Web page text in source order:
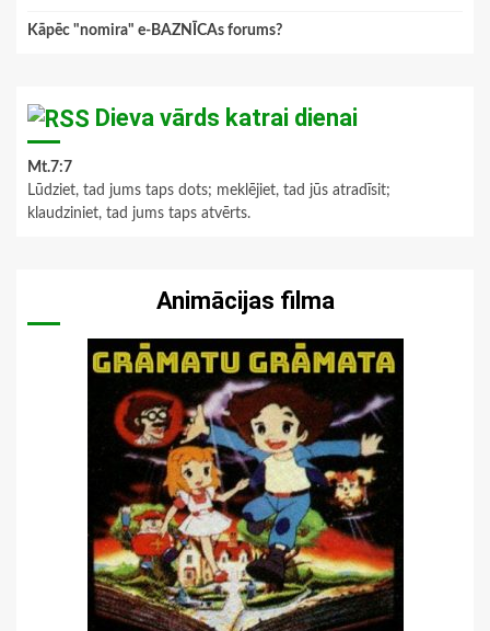
Kāpēc "nomira" e-BAZNĪCAs forums?
Dieva vārds katrai dienai
Mt.7:7
Lūdziet, tad jums taps dots; meklējiet, tad jūs atradīsit;
klaudziniet, tad jums taps atvērts.
Animācijas filma